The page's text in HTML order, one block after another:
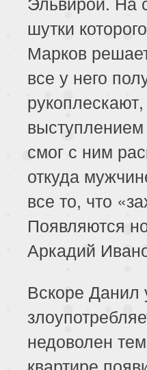
шутки
Марков
все у него
смог с ним
откуда
все то, что
Появляются
Аркадий
Вскоре Данил
недоволен
квартире